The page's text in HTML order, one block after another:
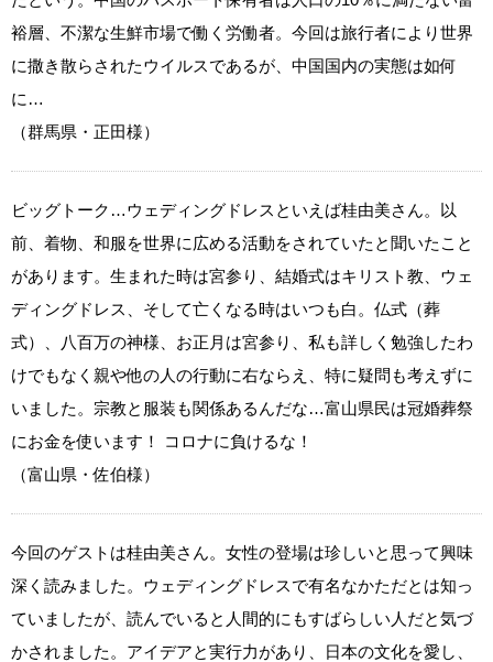
裕層、不潔な生鮮市場で働く労働者。今回は旅行者により世界
に撒き散らされたウイルスであるが、中国国内の実態は如何
に…
（群馬県・正田様）
ビッグトーク…ウェディングドレスといえば桂由美さん。以
前、着物、和服を世界に広める活動をされていたと聞いたこと
があります。生まれた時は宮参り、結婚式はキリスト教、ウェ
ディングドレス、そして亡くなる時はいつも白。仏式（葬
式）、八百万の神様、お正月は宮参り、私も詳しく勉強したわ
けでもなく親や他の人の行動に右ならえ、特に疑問も考えずに
いました。宗教と服装も関係あるんだな…富山県民は冠婚葬祭
にお金を使います！ コロナに負けるな！
（富山県・佐伯様）
今回のゲストは桂由美さん。女性の登場は珍しいと思って興味
深く読みました。ウェディングドレスで有名なかただとは知っ
ていましたが、読んでいると人間的にもすばらしい人だと気づ
かされました。アイデアと実行力があり、日本の文化を愛し、